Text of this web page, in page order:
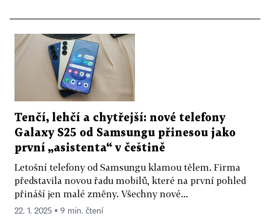
Tenčí, lehčí a chytřejší: nové telefony
Galaxy S25 od Samsungu přinesou jako
první „asistenta“ v češtině
Letošní telefony od Samsungu klamou tělem. Firma
představila novou řadu mobilů, které na první pohled
přináší jen malé změny. Všechny nové...
22. 1. 2025 ▪ 9 min. čtení